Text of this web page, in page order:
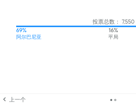
投票总数： 7,550
69%
阿尔巴尼亚
16%
平局
上一个